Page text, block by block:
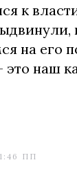
к
на его
наш
ПП